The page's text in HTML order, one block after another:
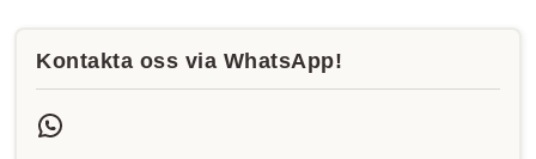
Kontakta oss via WhatsApp!